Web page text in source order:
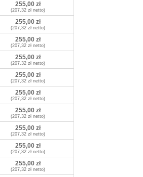
255,00 zł
(207,32 zł netto)
255,00 zł
(207,32 zł netto)
255,00 zł
(207,32 zł netto)
255,00 zł
(207,32 zł netto)
255,00 zł
(207,32 zł netto)
255,00 zł
(207,32 zł netto)
255,00 zł
(207,32 zł netto)
255,00 zł
(207,32 zł netto)
255,00 zł
(207,32 zł netto)
255,00 zł
(207,32 zł netto)